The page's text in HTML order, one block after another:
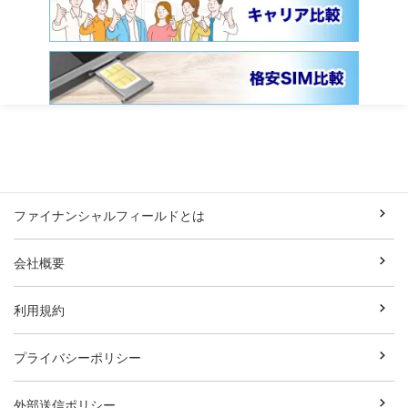
ファイナンシャルフィールドとは
会社概要
利用規約
プライバシーポリシー
外部送信ポリシー